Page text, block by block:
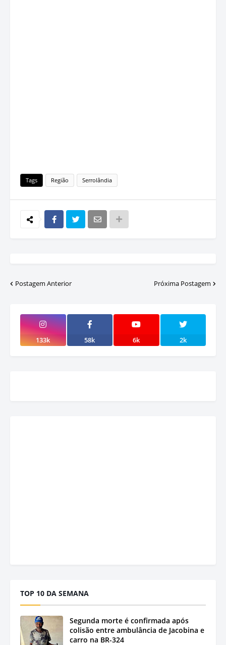
Tags Região Serrolândia
Postagem Anterior Próxima Postagem
133k 58k 6k 2k
TOP 10 DA SEMANA
Segunda morte é confirmada após
colisão entre ambulância de Jacobina e
carro na BR-324